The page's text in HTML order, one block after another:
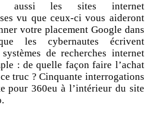
aussi les sites internet
vu que ceux-ci vous aideront
votre placement Google dans
les cybernautes écrivent
de recherches internet
: de quelle façon faire l’achat
truc ? Cinquante interrogations
pour 360eu à l’intérieur du site